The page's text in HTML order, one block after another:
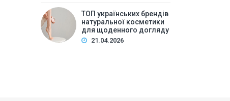
ТОП українських брендів
натуральної косметики
для щоденного догляду
21.04.2026